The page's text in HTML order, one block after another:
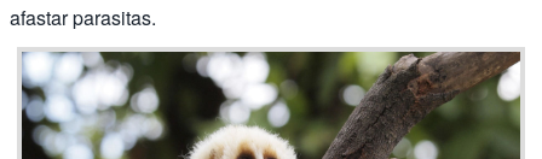
afastar parasitas.